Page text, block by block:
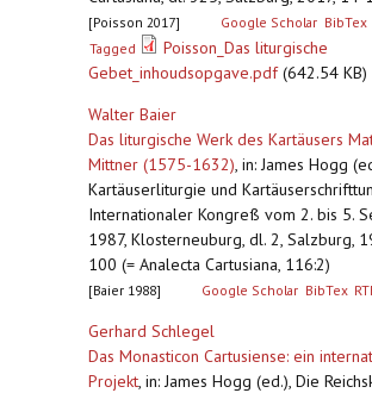
[Poisson 2017] Google Scholar BibTex
Tagged
Poisson_Das liturgische
Gebet_inhoudsopgave.pdf(642.54 KB)
Walter Baier
Das liturgische Werk des Kartäusers
Mittner (1575-1632), in: James Hogg
Kartäuserliturgie und
Internationaler Kongreß vom 2. bis 5.
1987, Klosterneuburg, dl. 2, Salzburg,
100 (= Analecta Cartusiana, 116:2)
[Baier 1988] Google Scholar BibTex
Gerhard Schlegel
Das Monasticon Cartusiense: ein
Projekt, in: James Hogg (ed.), Die